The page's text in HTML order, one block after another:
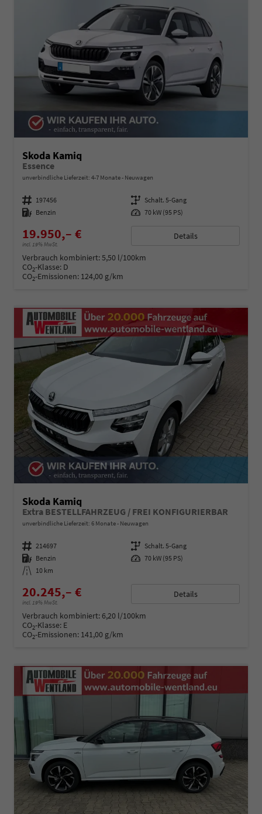
Skoda Kamiq
Essence
unverbindliche Lieferzeit: 4-7 Monate Neuwagen
Fahrzeugnummer 197456 Getriebe Schalt. 5-Gang
Kraftstoff Benzin Leistung 70 kW (95 PS)
19.950,– €
incl. 19% MwSt.
Details
Verbrauch kombiniert:5,50 l/100km
CO2-Klasse: D
CO2-Emissionen: 124,00 g/km
Skoda Kamiq
Extra BESTELLFAHRZEUG / FREI KONFIGURIERBAR
unverbindliche Lieferzeit: 6 Monate Neuwagen
Fahrzeugnummer 214697 Getriebe Schalt. 5-Gang
Kraftstoff Benzin Leistung 70 kW (95 PS)
Kilometerstand 10 km
20.245,– €
incl. 19% MwSt.
Details
Verbrauch kombiniert:6,20 l/100km
CO2-Klasse: E
CO2-Emissionen: 141,00 g/km